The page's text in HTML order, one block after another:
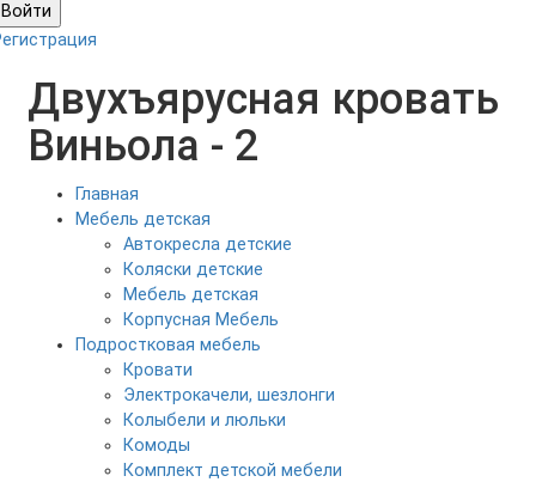
Войти
Двухъярусная кровать
Виньола - 2
Главная
Мебель детская
Автокресла детские
Коляски детские
Мебель детская
Корпусная Мебель
Подростковая мебель
Кровати
Электрокачели, шезлонги
Колыбели и люльки
Комоды
Комплект детской мебели